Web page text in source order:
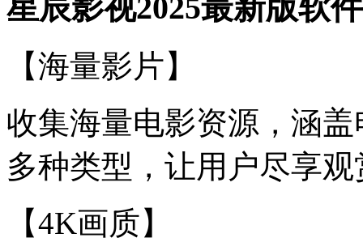
星辰影视2025最新版软
【海量影片】
收集海量电影资源，涵
多种类型，让用户尽享观
【4K画质】